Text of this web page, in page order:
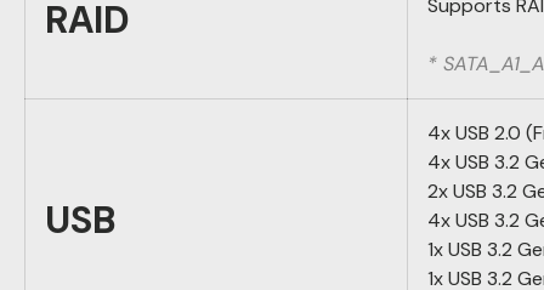
RAID
Supports
*
USB
4x USB 2.0
4x USB 3.2
2x USB 3.2
4x USB 3.2
1x USB 3.2
1x USB 3.2